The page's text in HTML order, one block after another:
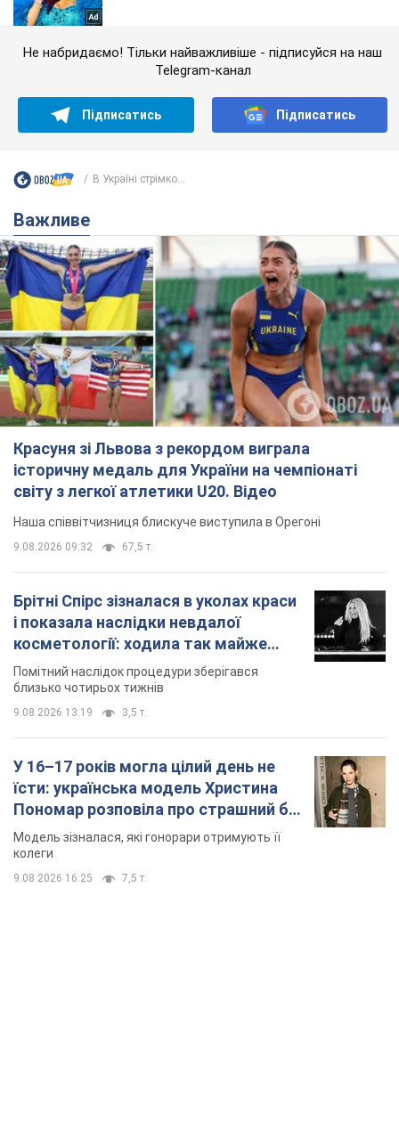
Не набридаємо! Тільки найважливіше - підписуйся на наш
Telegram-канал
Підписатись Підписатись
В Україні стрімко...
Важливе
Красуня зі Львова з рекордом виграла
історичну медаль для України на чемпіонаті
світу з легкої атлетики U20. Відео
Наша співвітчизниця блискуче виступила в Орегоні
9.08.2026 09:32 67,5 т.
Брітні Спірс зізналася в уколах краси
і показала наслідки невдалої
косметології: ходила так майже
місяць
Помітний наслідок процедури зберігався
близько чотирьох тижнів
9.08.2026 13:19 3,5 т.
У 16–17 років могла цілий день не
їсти: українська модель Христина
Пономар розповіла про страшний бік
модельної кар’єри
Модель зізналася, які гонорари отримують її
колеги
9.08.2026 16:25 7,5 т.